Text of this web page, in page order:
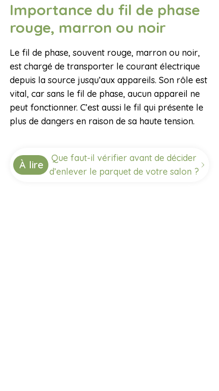
Importance du fil de phase
rouge, marron ou noir
Le fil de phase, souvent rouge, marron ou noir,
est chargé de transporter le courant électrique
depuis la source jusqu’aux appareils. Son rôle est
vital, car sans le fil de phase, aucun appareil ne
peut fonctionner. C’est aussi le fil qui présente le
plus de dangers en raison de sa haute tension.
À lire
Que faut-il vérifier avant de décider
d’enlever le parquet de votre salon ?